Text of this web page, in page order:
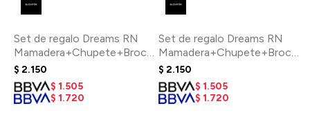
Set de regalo Dreams RN
Mamadera+Chupete+Broche
cinta - Verde
$ 2.150
$ 1.505
$ 1.720
Set de regalo Dreams RN
Mamadera+Chupete+Broche
cinta - Salmón
$ 2.150
$ 1.505
$ 1.720